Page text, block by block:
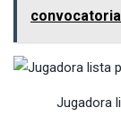
Jugadora